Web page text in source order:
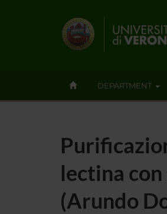
DEPARTMENT
lectina
(Arundo